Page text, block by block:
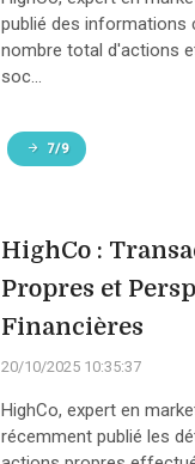
publié des informations
nombre total d'actions
soc...
7/9
HighCo :
Propres et
Financières
20/10/2025 10:35:37
HighCo, expert en
récemment publié les